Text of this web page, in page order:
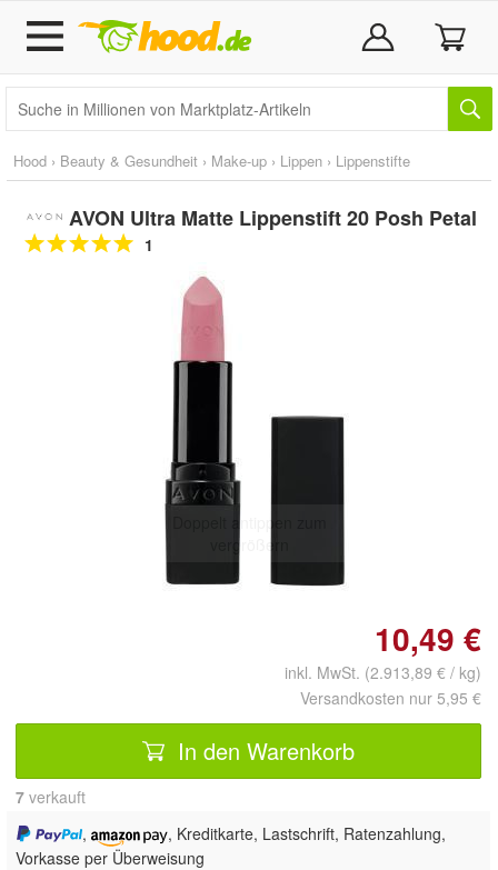
Hood › Beauty & Gesundheit › Make-up › Lippen › Lippenstifte
AVON Ultra Matte Lippenstift 20 Posh Petal
1
vergrößern
10,49 €
inkl. MwSt. (2.913,89 € / kg)
Versandkosten nur 5,95 €
In den Warenkorb
7 verkauft
,
, Kreditkarte, Lastschrift, Ratenzahlung,
Vorkasse per Überweisung